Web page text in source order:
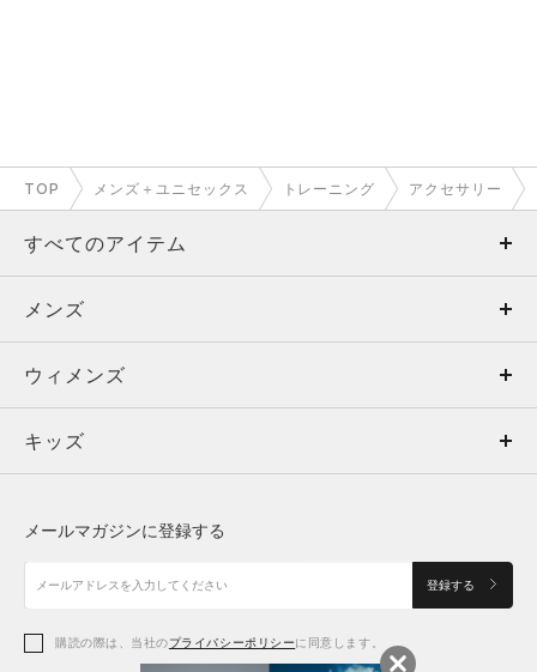
TOP メンズ＋ユニセックス トレーニング アクセサリー
すべてのアイテム
メンズ
ウィメンズ
キッズ
アクセサリー
メンズ
トップス
ボトムス
アクセサリー
ウィメンズ
トップス
シューズ
アクセサリー
キッズ
シューズ
メールマガジンに登録する
登録する
購読の際は、当社のプライバシーポリシーに同意します。